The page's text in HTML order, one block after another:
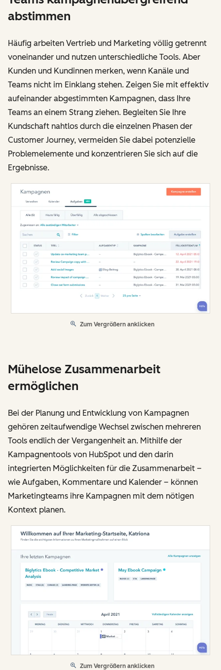
abstimmen
Häufig arbeiten Vertrieb und Marketing völlig getrennt
voneinander und nutzen unterschiedliche Tools. Aber
Kunden und Kundinnen merken, wenn Kanäle und
Teams nicht im Einklang stehen. Zeigen Sie mit effektiv
aufeinander abgestimmten Kampagnen, dass Ihre
Teams an einem Strang ziehen. Begleiten Sie Ihre
Kundschaft nahtlos durch die einzelnen Phasen der
Customer Journey, vermeiden Sie dabei potenzielle
Problemelemente und konzentrieren Sie sich auf die
Ergebnisse.
Zum Vergrößern anklicken
Mühelose Zusammenarbeit
ermöglichen
Bei der Planung und Entwicklung von Kampagnen
gehören zeitaufwendige Wechsel zwischen mehreren
Tools endlich der Vergangenheit an. Mithilfe der
Kampagnentools von HubSpot und den darin
integrierten Möglichkeiten für die Zusammenarbeit –
wie Aufgaben, Kommentare und Kalender – können
Marketingteams ihre Kampagnen mit dem nötigen
Kontext planen.
Zum Vergrößern anklicken